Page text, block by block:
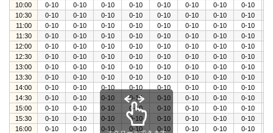
10:00
0-10 0-10 0-10 0-10 0-10 0-10 0-10 0-10
10:30
0-10 0-10 0-10 0-10 0-10 0-10 0-10 0-10
11:00
0-10 0-10 0-10 0-10 0-10 0-10 0-10 0-10
11:30
0-10 0-10 0-10 0-10 0-10 0-10 0-10 0-10
12:00
0-10 0-10 0-10 0-10 0-10 0-10 0-10 0-10
12:30
0-10 0-10 0-10 0-10 0-10 0-10 0-10 0-10
13:00
0-10 0-10 0-10 0-10 0-10 0-10 0-10 0-10
13:30
0-10 0-10 0-10 0-10 0-10 0-10 0-10 0-10
14:00
0-10 0-10 0-10 0-10 0-10 0-10 0-10 0-10
14:30
0-10 0-10 0-10 0-10 0-10 0-10 0-10 0-10
15:00
0-10 0-10 0-10 0-10 0-10 0-10 0-10 0-10
15:30
0-10 0-10 0-10 0-10 0-10 0-10 0-10 0-10
16:00
0-10 0-10 0-10 0-10 0-10 0-10 0-10 0-10